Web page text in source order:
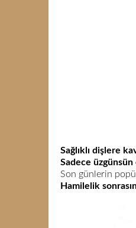
Sağlıklı dişlere
Sadece üzgünsün
Son günlerin
Hamilelik